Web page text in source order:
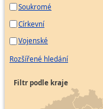
Soukromé
Církevní
Vojenské
Rozšířené hledání
Filtr podle kraje